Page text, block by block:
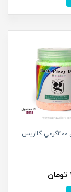
پودر کوکتل 400گرمي گلاريس